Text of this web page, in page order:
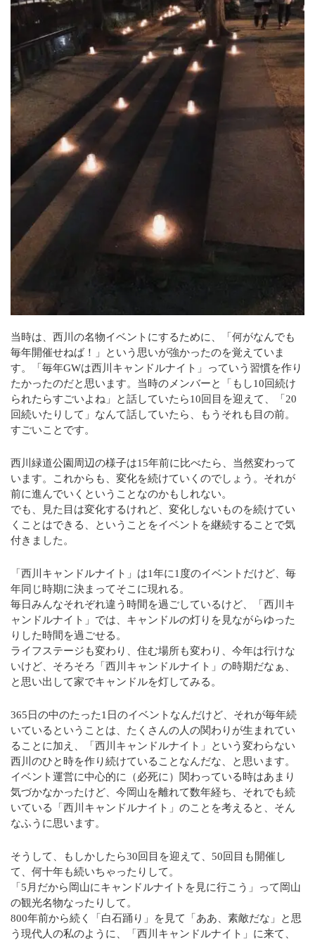
当時は、西川の名物イベントにするために、「何がなんでも
毎年開催せねば！」という思いが強かったのを覚えていま
す。「毎年GWは西川キャンドルナイト」っていう習慣を作り
たかったのだと思います。当時のメンバーと「もし10回続け
られたらすごいよね」と話していたら10回目を迎えて、「20
回続いたりして」なんて話していたら、もうそれも目の前。
すごいことです。
西川緑道公園周辺の様子は15年前に比べたら、当然変わって
います。これからも、変化を続けていくのでしょう。それが
前に進んでいくということなのかもしれない。
でも、見た目は変化するけれど、変化しないものを続けてい
くことはできる、ということをイベントを継続することで気
付きました。
「西川キャンドルナイト」は1年に1度のイベントだけど、毎
年同じ時期に決まってそこに現れる。
毎日みんなそれぞれ違う時間を過ごしているけど、「西川キ
ャンドルナイト」では、キャンドルの灯りを見ながらゆった
りした時間を過ごせる。
ライフステージも変わり、住む場所も変わり、今年は行けな
いけど、そろそろ「西川キャンドルナイト」の時期だなぁ、
と思い出して家でキャンドルを灯してみる。
365日の中のたった1日のイベントなんだけど、それが毎年続
いているということは、たくさんの人の関わりが生まれてい
ることに加え、「西川キャンドルナイト」という変わらない
西川のひと時を作り続けていることなんだな、と思います。
イベント運営に中心的に（必死に）関わっている時はあまり
気づかなかったけど、今岡山を離れて数年経ち、それでも続
いている「西川キャンドルナイト」のことを考えると、そん
なふうに思います。
そうして、もしかしたら30回目を迎えて、50回目も開催し
て、何十年も続いちゃったりして。
「5月だから岡山にキャンドルナイトを見に行こう」って岡山
の観光名物なったりして。
800年前から続く「白石踊り」を見て「ああ、素敵だな」と思
う現代人の私のように、「西川キャンドルナイト」に来て、